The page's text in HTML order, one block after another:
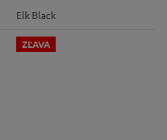
MEDZIPORÁŽKOU
TVAROVANOU
PODRÁŽKOU...
Elk Black
ZĽAVA